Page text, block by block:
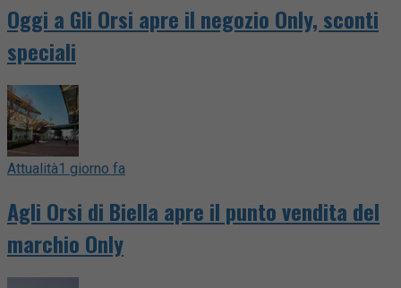
Oggi a Gli Orsi apre il negozio Only, sconti
speciali
Attualità1 giorno fa
Agli Orsi di Biella apre il punto vendita del
marchio Only